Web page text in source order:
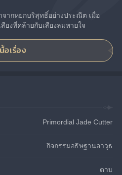
ากหยกบริสุทธิ์อย่างประณีต เมื่อ
ยงที่คล้ายกับเสียงลมหายใจ
อเรื่อง
Primordial Jade Cutter
กิจกรรมอธิษฐานอาวุธ
ดาบ